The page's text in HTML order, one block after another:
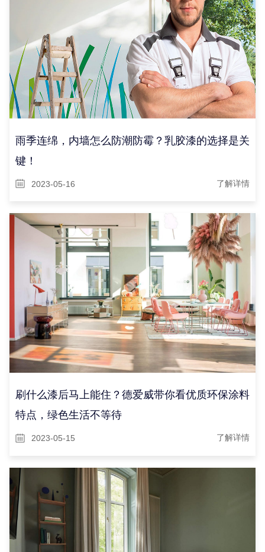
雨季连绵，内墙怎么防潮防霉？乳胶漆的选择是关
键！
2023-05-16 了解详情
刷什么漆后马上能住？德爱威带你看优质环保涂料
特点，绿色生活不等待
2023-05-15 了解详情